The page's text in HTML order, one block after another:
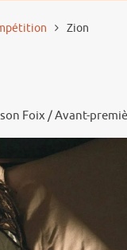
Zion
Foix / Avant-